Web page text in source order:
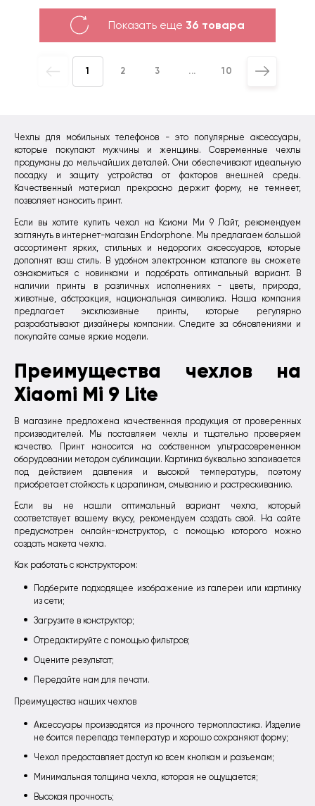
Чехлы для мобильных телефонов - это популярные аксессуары,
которые покупают мужчины и женщины. Современные чехлы
продуманы до мельчайших деталей. Они обеспечивают идеальную
посадку и защиту устройства от факторов внешней среды.
Качественный материал прекрасно держит форму, не темнеет,
позволяет наносить принт.
Если вы хотите купить чехол на Ксиоми Ми 9 Лайт, рекомендуем
заглянуть в интернет-магазин Endorphone. Мы предлагаем большой
ассортимент ярких, стильных и недорогих аксессуаров, которые
дополнят ваш стиль. В удобном электронном каталоге вы сможете
ознакомиться с новинками и подобрать оптимальный вариант. В
наличии принты в различных исполнениях - цветы, природа,
животные, абстракция, национальная символика. Наша компания
предлагает эксклюзивные принты, которые регулярно
разрабатывают дизайнеры компании. Следите за обновлениями и
покупайте самые яркие модели.
Преимущества чехлов на
Xiaomi Mi 9 Lite
В магазине предложена качественная продукция от проверенных
производителей. Мы поставляем чехлы и тщательно проверяем
качество. Принт наносится на собственном ультрасовременном
оборудовании методом сублимации. Картинка буквально запаивается
под действием давления и высокой температуры, поэтому
приобретает стойкость к царапинам, смыванию и растрескиванию.
Если вы не нашли оптимальный вариант чехла, который
соответствует вашему вкусу, рекомендуем создать свой. На сайте
предусмотрен онлайн-конструктор, с помощью которого можно
создать макета чехла.
Как работать с конструктором:
Подберите подходящее изображение из галереи или картинку
из сети;
Загрузите в конструктор;
Отредактируйте с помощью фильтров;
Оцените результат;
Передайте нам для печати.
Преимущества наших чехлов
Аксессуары производятся из прочного термопластика. Изделие
не боится перепада температур и хорошо сохраняют форму;
Чехол предоставляет доступ ко всем кнопкам и разъемам;
Минимальная толщина чехла, которая не ощущается;
Высокая прочность;
Показать еще 36 товара
1 2 3 ... 10